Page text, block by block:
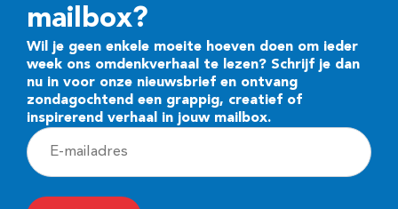
mailbox?
Wil je geen enkele moeite hoeven doen om ieder
week ons omdenkverhaal te lezen? Schrijf je dan
nu in voor onze nieuwsbrief en ontvang
zondagochtend een grappig, creatief of
inspirerend verhaal in jouw mailbox.
E
-
m